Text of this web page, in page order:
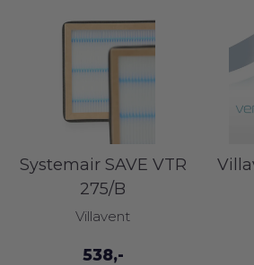
Systemair SAVE VTR
275/B
Villavent
538,-